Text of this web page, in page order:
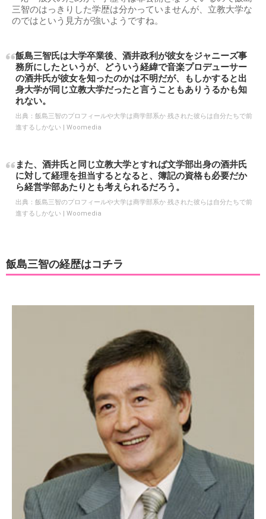
三智のはっきりした学歴は分かっていませんが、立教大学な
のではという見方が強いようですね。
飯島三智氏は大学卒業後、酒井政利が彼女をジャニーズ事
務所にしたというが、どういう経緯で音楽プロデューサー
の酒井氏が彼女を知ったのかは不明だが、もしかすると出
身大学が同じ立教大学だったと言うこともありうるかも知
れない。
出典： 飯島三智のプロフィールや大学は商学部系か 残された彼らは自分たちで前
進するしかない | Woomedia
また、酒井氏と同じ立教大学とすれば文学部出身の酒井氏
に対して経理を担当するとなると、簿記の資格も必要だか
ら経営学部あたりとも考えられるだろう。
出典： 飯島三智のプロフィールや大学は商学部系か 残された彼らは自分たちで前
進するしかない | Woomedia
飯島三智の経歴はコチラ